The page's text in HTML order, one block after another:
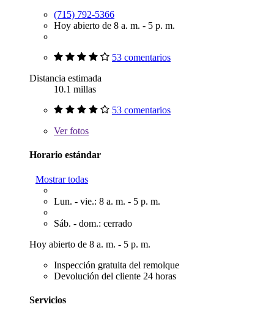
(715) 792-5366
Hoy abierto de 8 a. m. - 5 p. m.
53 comentarios
Distancia estimada
10.1 millas
53 comentarios
Verfotos
Horario estándar
Mostrar todas
Lun. - vie.: 8 a. m. - 5 p. m.
Sáb. - dom.: cerrado
Hoy abierto de 8 a. m. - 5 p. m.
Inspección gratuita del remolque
Devolución del cliente 24 horas
Servicios